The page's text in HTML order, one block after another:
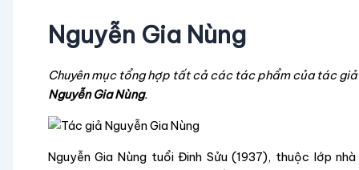
Nguyễn Gia Nùng
Chuyên mục tổng hợp tất cả các tác phẩm của tác giả
Nguyễn Gia Nùng.
Nguyễn Gia Nùng tuổi Đinh Sửu (1937), thuộc lớp